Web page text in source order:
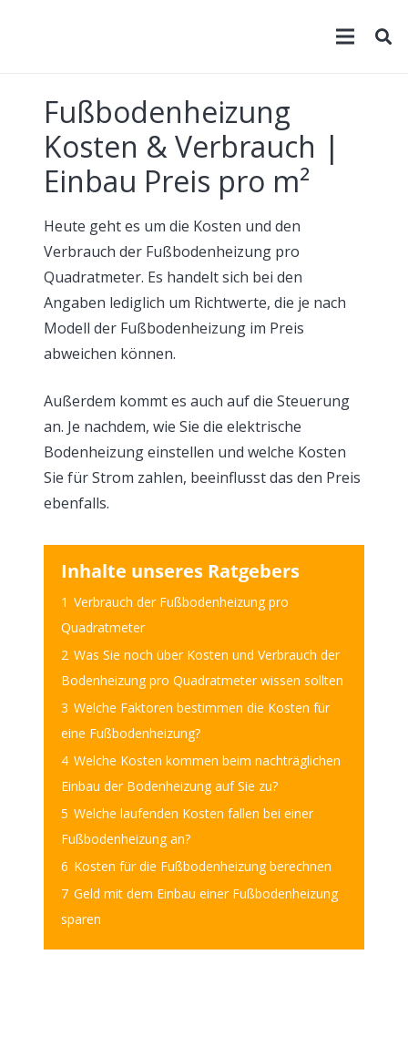
Fußbodenheizung
Kosten & Verbrauch |
Einbau Preis pro m²
Heute geht es um die Kosten und den
Verbrauch der Fußbodenheizung pro
Quadratmeter. Es handelt sich bei den
Angaben lediglich um Richtwerte, die je nach
Modell der Fußbodenheizung im Preis
abweichen können.
Außerdem kommt es auch auf die Steuerung
an. Je nachdem, wie Sie die elektrische
Bodenheizung einstellen und welche Kosten
Sie für Strom zahlen, beeinflusst das den Preis
ebenfalls.
Inhalte unseres Ratgebers
1 Verbrauch der Fußbodenheizung pro
Quadratmeter
2 Was Sie noch über Kosten und Verbrauch der
Bodenheizung pro Quadratmeter wissen sollten
3 Welche Faktoren bestimmen die Kosten für
eine Fußbodenheizung?
4 Welche Kosten kommen beim nachträglichen
Einbau der Bodenheizung auf Sie zu?
5 Welche laufenden Kosten fallen bei einer
Fußbodenheizung an?
6 Kosten für die Fußbodenheizung berechnen
7 Geld mit dem Einbau einer Fußbodenheizung
sparen